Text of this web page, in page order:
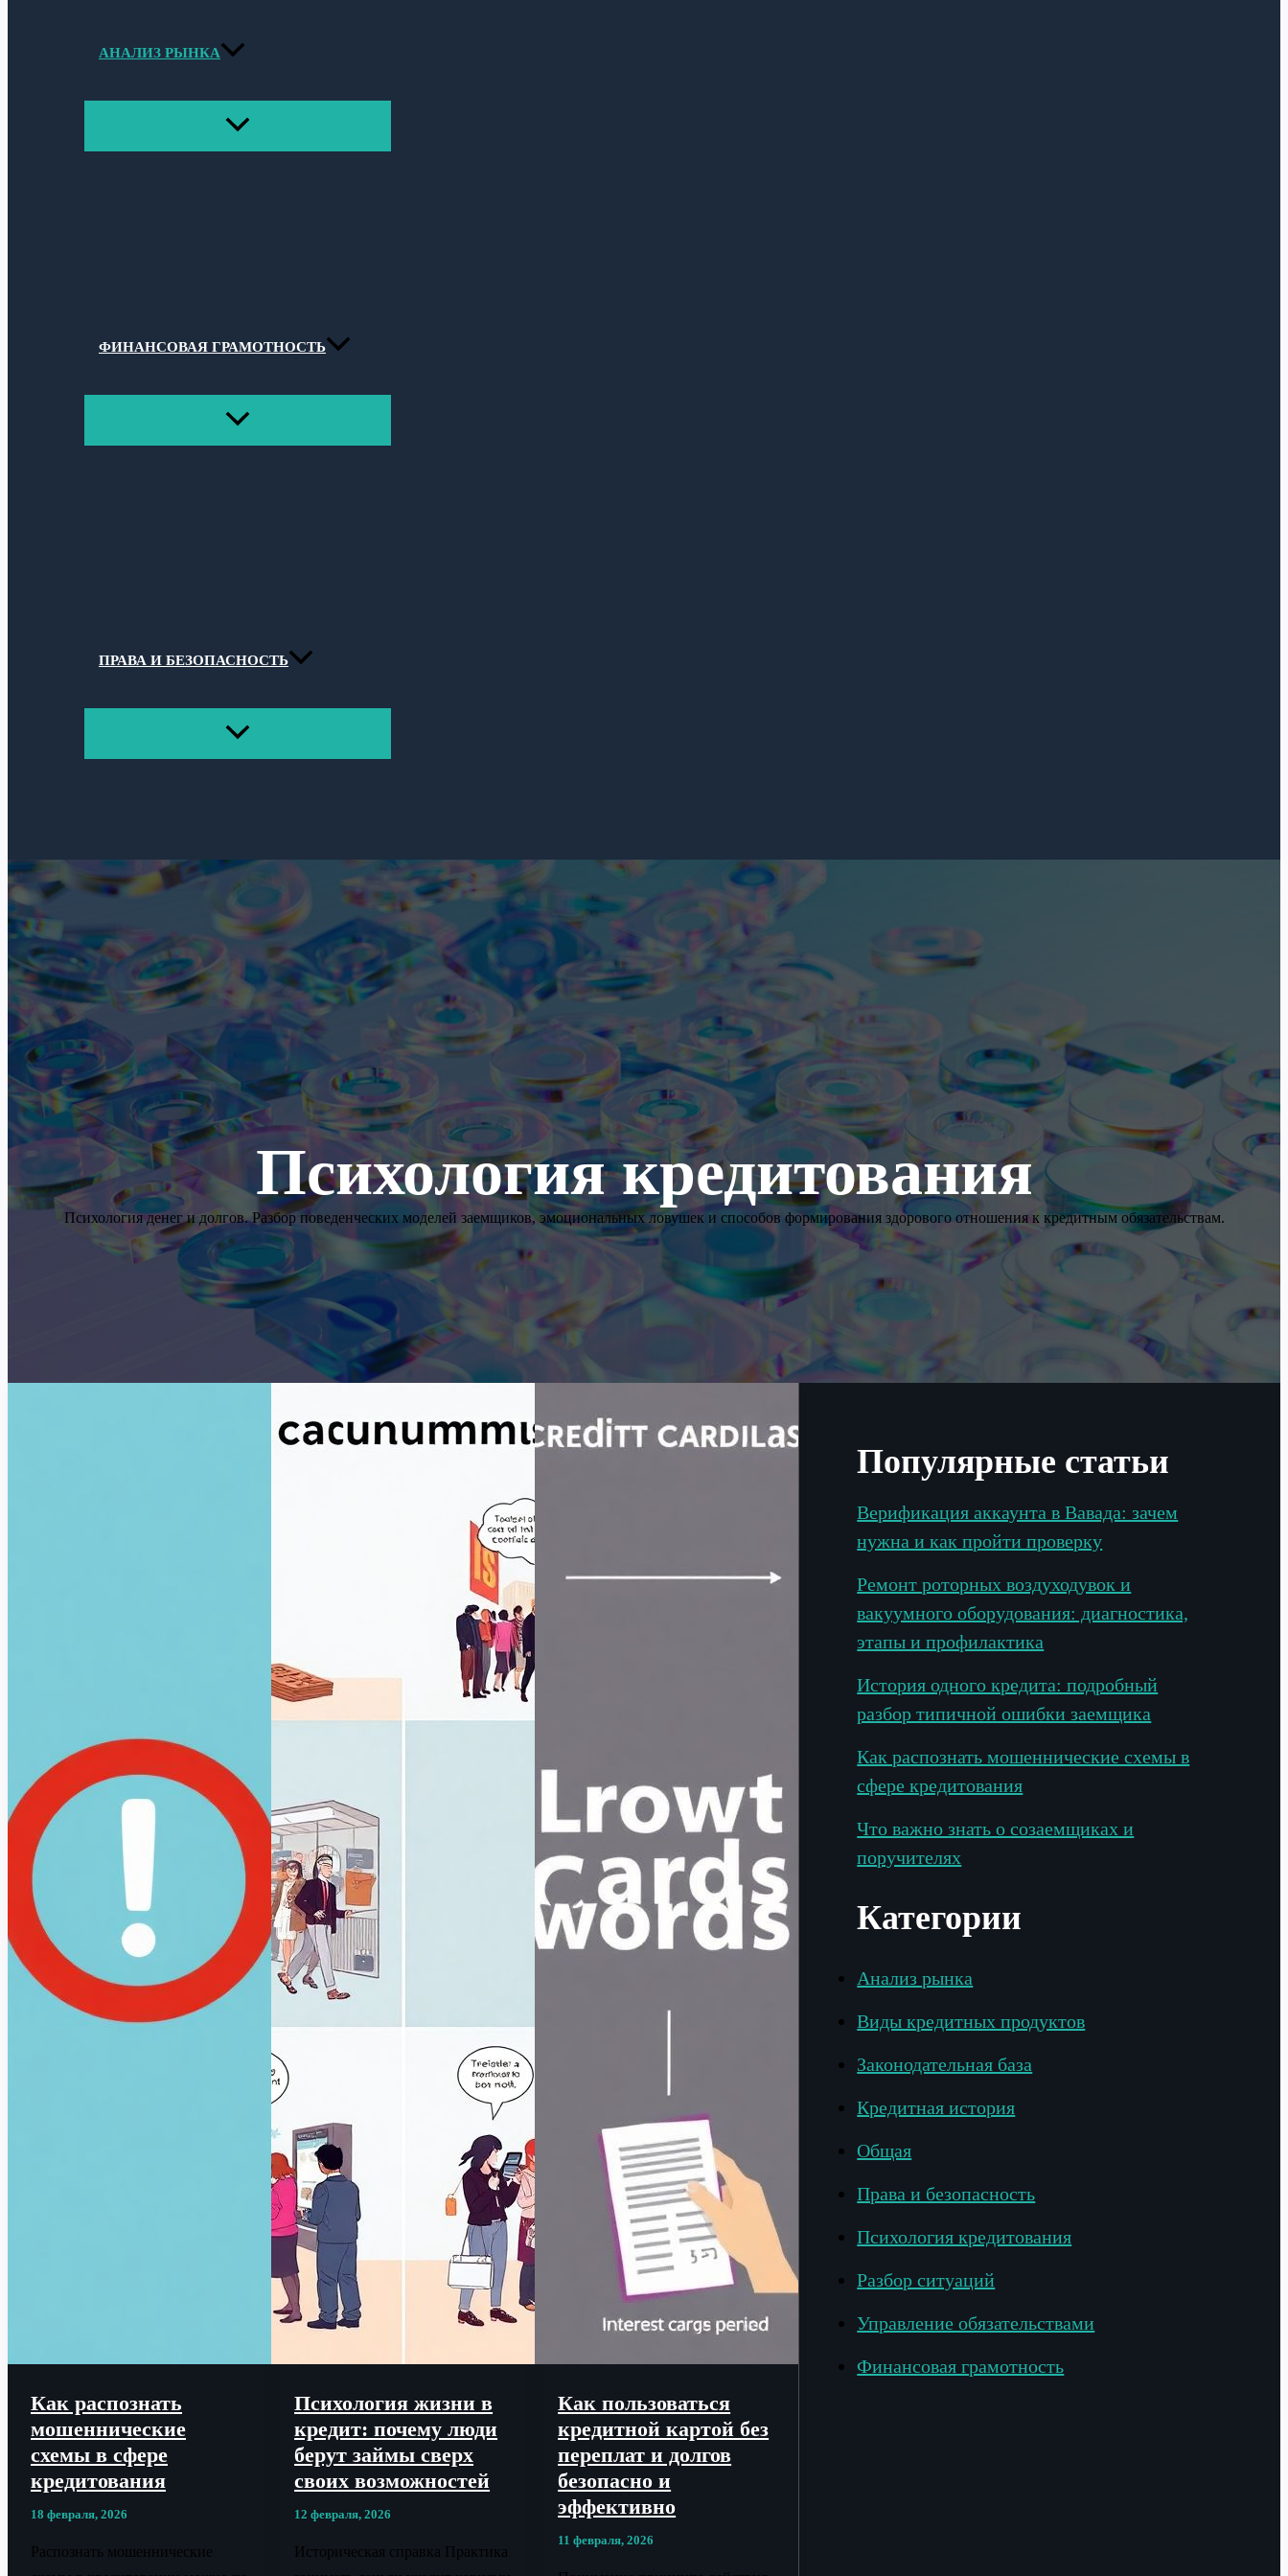
АНАЛИЗ РЫНКА
ПЕРЕКЛЮЧАТЕЛЬ
ФИНАНСОВАЯ ГРАМОТНОСТЬ
ПЕРЕКЛЮЧАТЕЛЬ
ПРАВА И БЕЗОПАСНОСТЬ
ПЕРЕКЛЮЧАТЕЛЬ
Психология кредитования
Психология денег и долгов. Разбор поведенческих моделей заемщиков, эмоциональных ловушек и способов формирования здорового отношения к кредитным обязательствам.
Как распознать
мошеннические
схемы в сфере
кредитования
18 февраля, 2026
Распознать мошеннические
Психология жизни в
кредит: почему люди
берут займы сверх
своих возможностей
12 февраля, 2026
Историческая справка Практика
Как пользоваться
кредитной картой без
переплат и долгов
безопасно и
эффективно
11 февраля, 2026
Популярные статьи
Верификация аккаунта в Вавада: зачем
нужна и как пройти проверку
Ремонт роторных воздуходувок и
вакуумного оборудования: диагностика,
этапы и профилактика
История одного кредита: подробный
разбор типичной ошибки заемщика
Как распознать мошеннические схемы в
сфере кредитования
Что важно знать о созаемщиках и
поручителях
Категории
Анализ рынка
Виды кредитных продуктов
Законодательная база
Кредитная история
Общая
Права и безопасность
Психология кредитования
Разбор ситуаций
Управление обязательствами
Финансовая грамотность